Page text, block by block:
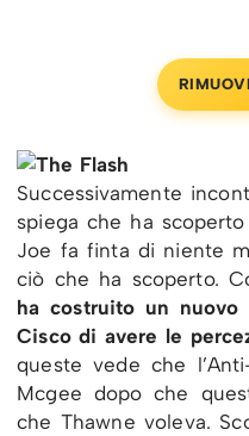
Successivamente
spiega che ha
Joe fa finta di niente
ciò che ha scoperto.
ha costruito un nuovo
Cisco di avere le
queste vede che
Mcgee dopo che
che Thawne voleva.